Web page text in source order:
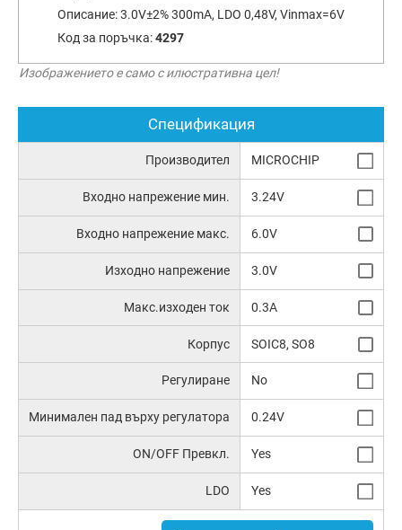
Описание:3.0V±2% 300mA, LDO 0,48V, Vinmax=6V
Код за поръчка:4297
Изображението е само с илюстративна цел!
Спецификация
Производител MICROCHIP
Входно напрежение мин. 3.24V
Входно напрежение макс. 6.0V
Изходно напрежение 3.0V
Макс.изходен ток 0.3A
Корпус SOIC8, SO8
Регулиране No
Минимален пад върху регулатора 0.24V
ON/OFF Превкл. Yes
LDO Yes